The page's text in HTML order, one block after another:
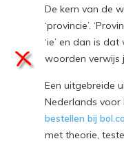
De kern van de
‘provincie’.
‘ie’ en dan is
woorden verwijs
Een uitgebreide
Nederlands voor
bestellen bij
met theorie,